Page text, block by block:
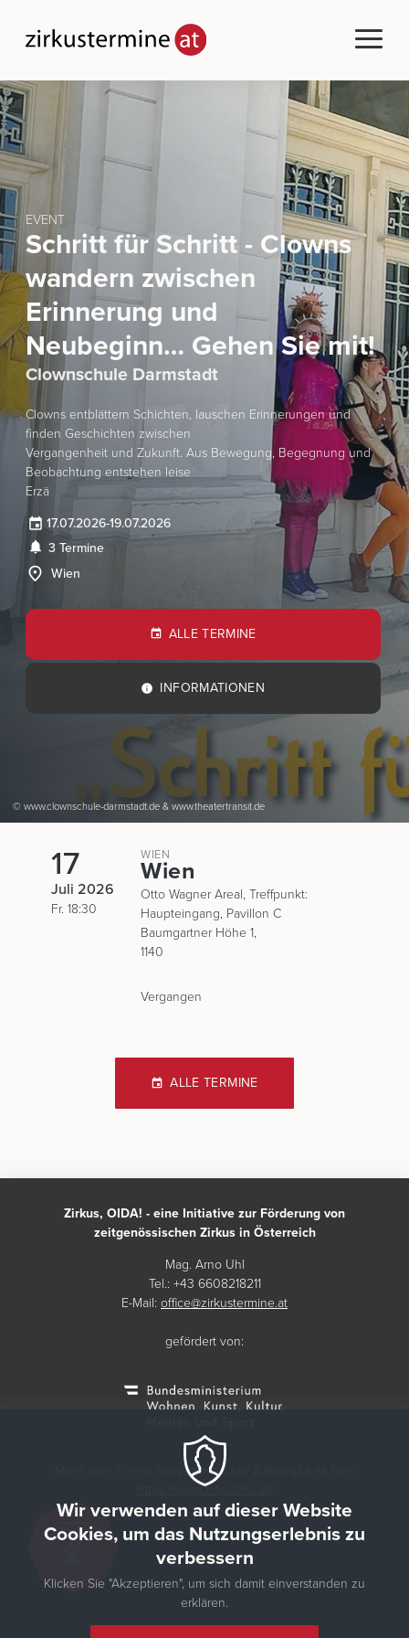
© ​www.clownschule-darmstadt.de​​ &​ www.theatertransit.de​
EVENT
Schritt für Schritt - Clowns
wandern zwischen
Erinnerung und​ ​
Neubeginn… Gehen Sie mit!​
Clownschule Darmstadt​
​Clowns entblättern Schichten, lauschen Erinnerungen und
finden Geschichten zwischen​
​Vergangenheit und Zukunft. Aus Bewegung, Begegnung und
Beobachtung entstehen leise​
​Erzä
17.07.2026-19.07.2026
3 Termine
Wien
ALLE TERMINE
INFORMATIONEN
17
Juli 2026
Fr. 18:30
WIEN
Wien
​​Otto Wagner Areal, Treffpunkt:
Haupteingang, Pavillon C​
Baumgartner Höhe 1,
1140
Vergangen
ALLE TERMINE
Zirkus, OIDA! - eine Initiative zur Förderung von
zeitgenössischen Zirkus in Österreich
Mag. Arno Uhl
Tel.: +43 6608218211
E-Mail: office@zirkustermine.at
gefördert von:
Mehr zum Thema zeitgenössischer Zirkus gibt es hier:
https://www.zirkusinfo.at/
Wir verwenden auf dieser Website
Cookies, um das Nutzungserlebnis zu
verbessern
Klicken Sie "Akzeptieren", um sich damit einverstanden zu
erklären.